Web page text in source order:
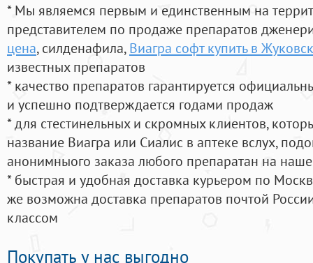
* Мы являемся первым и единственным на
представителем по продаже препаратов
цена, силденафила, Виагра софт купить в
известных препаратов
* качество препаратов гарантируется
и успешно подтверждается годами продаж
* для стестинельных и скромных клиентов,
название Виагра или Сиалис в аптеке вслух,
анонимныого заказа любого препаратан на
* быстрая и удобная доставка курьером по
же возможна доставка препаратов почтой
классом
Покупать у нас выгодно